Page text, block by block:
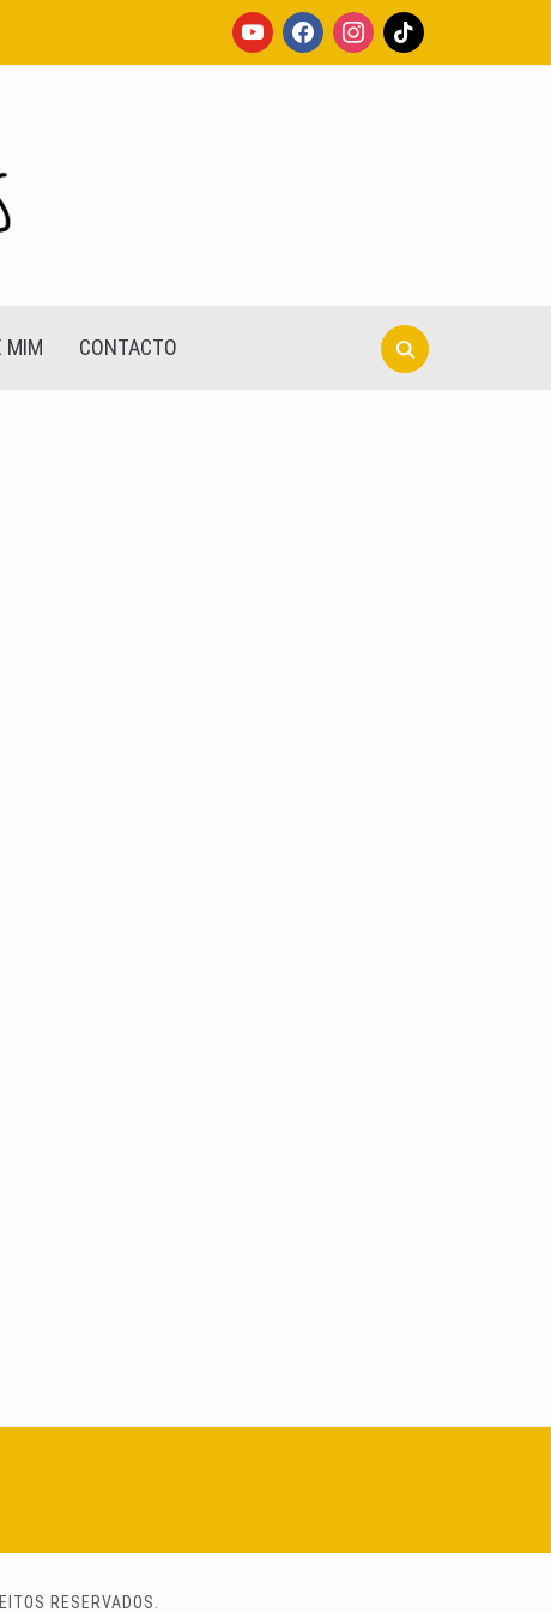
youtubefacebookinstagram
tiktok
Search
for:
MIM CONTACTO
RESERVADOS.